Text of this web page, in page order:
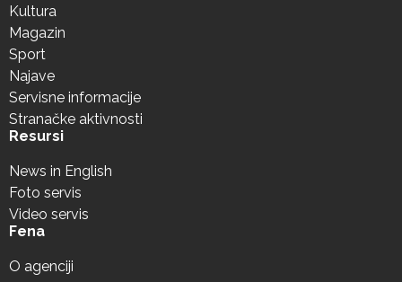
Kultura
Magazin
Sport
Najave
Servisne informacije
Stranačke aktivnosti
Resursi
News in English
Foto servis
Video servis
Fena
O agenciji